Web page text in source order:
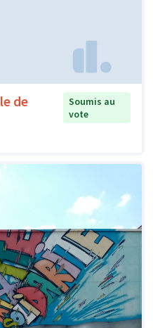
de
Soumis au
vote